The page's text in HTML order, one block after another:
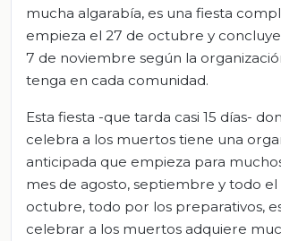
mucha algarabía, es una fiesta
empieza el 27 de octubre y
7 de noviembre según la
tenga en cada comunidad.
Esta fiesta -que tarda casi 15 días-
celebra a los muertos tiene una
anticipada que empieza para
mes de agosto, septiembre y todo el
octubre, todo por los preparativos,
celebrar a los muertos adquiere